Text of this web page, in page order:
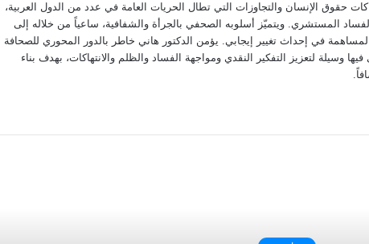
حقوق الإنسان والتجاوزات التي تطال الحريات العامة في عدد من الدول العربية،
المستشري. ويتميّز أسلوبه الصحفي بالجرأة والشفافية، ساعياً من خلاله إلى
في إحداث تغيير إيجابي. يؤمن الدكتور هاني خاطر بالدور المحوري للصحافة
فيها وسيلة لتعزيز التفكير النقدي ومواجهة الفساد والظلم والانتهاكات، بهدف بناء